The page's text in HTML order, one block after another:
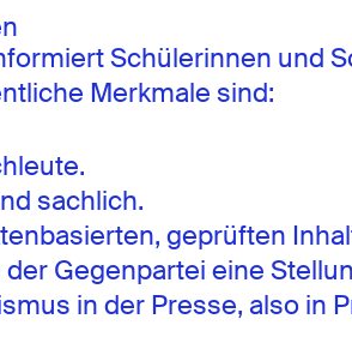
Schülerinnen und
Merkmale sind:
sachlich.
geprüften
Gegenpartei eine
in der Presse, also in